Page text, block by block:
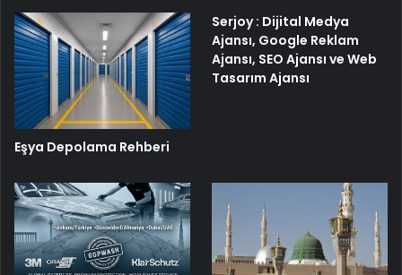
Eşya Depolama Rehberi
Serjoy : Dijital Medya
Ajansı, Google Reklam
Ajansı, SEO Ajansı ve Web
Tasarım Ajansı